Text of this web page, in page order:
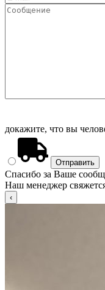
докажите, что вы
Спасибо за Ваше
Наш менеджер